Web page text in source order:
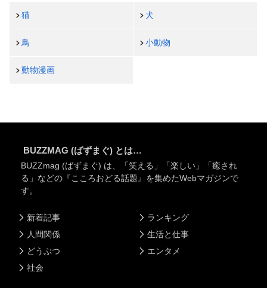
猫 犬
鳥 小動物
動物漫画
BUZZMAG (ばずまぐ) とは…
BUZZmag (ばずまぐ) は、「笑える」「楽しい」「癒され
る」などの『こころおどる話題』を集めたWebマガジンで
す。
新着記事
人間関係
どうぶつ
社会
ランキング
生活と仕事
エンタメ